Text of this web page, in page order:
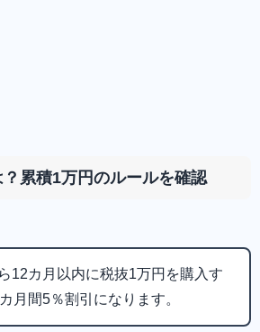
累積1万円のルールを確認
12カ月以内に税抜1万円を購入す
月間5％割引になります。